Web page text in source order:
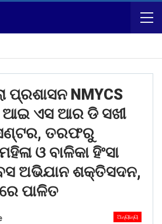
NMYCS
ଏସ ଆର ଡି ସଖୀ
ତରଫରୁ
ଓ ବାଳିକା ହିଂସା
ଅଭିଯାନ ଶକ୍ତିସଦନ,
ପାଳିତ
ଅନ୍ୟାନ୍ୟ